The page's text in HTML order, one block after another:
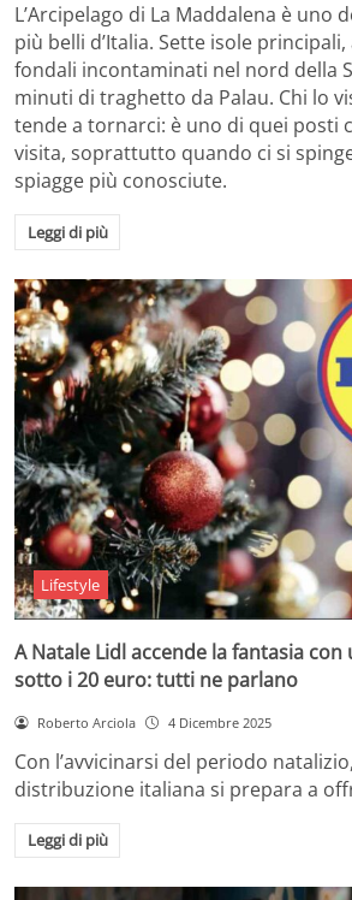
L’Arcipelago di La Maddalena è uno
più belli d’Italia. Sette isole
fondali incontaminati nel nord della
minuti di traghetto da Palau. Chi lo
tende a tornarci: è uno di quei posti
visita, soprattutto quando ci si
spiagge più conosciute.
Leggi di più
Lifestyle
A Natale Lidl accende la fantasia
sotto i 20 euro: tutti ne parlano
Roberto Arciola 4 Dicembre 2025
Con l’avvicinarsi del periodo
distribuzione italiana si prepara a
Leggi di più